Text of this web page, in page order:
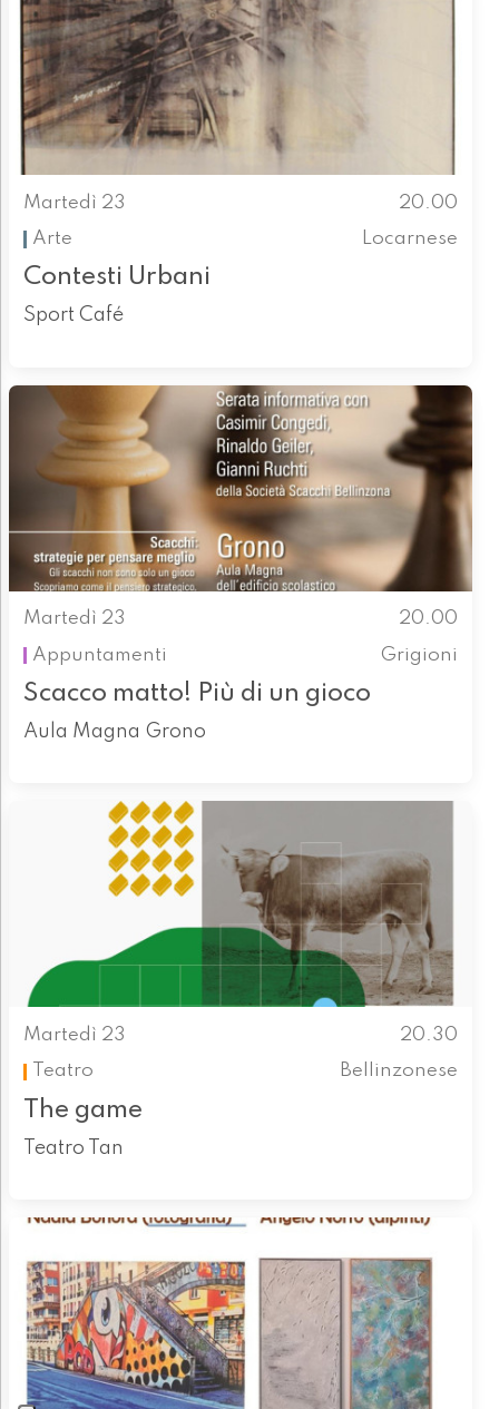
Martedì 23
20.00
Arte
Locarnese
Contesti Urbani
Sport Café
Martedì 23
20.00
Appuntamenti
Grigioni
Scacco matto! Più di un gioco
Aula Magna Grono
Martedì 23
20.30
Teatro
Bellinzonese
The game
Teatro Tan